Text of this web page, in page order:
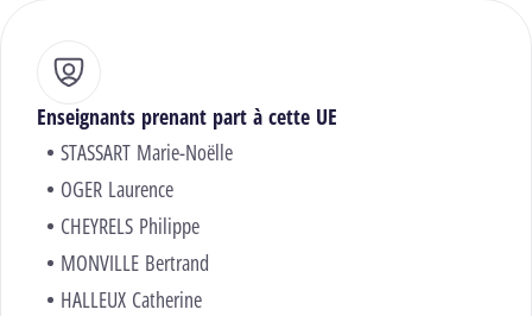
Enseignants prenant part à cette UE
STASSART Marie-Noëlle
OGER Laurence
CHEYRELS Philippe
MONVILLE Bertrand
HALLEUX Catherine